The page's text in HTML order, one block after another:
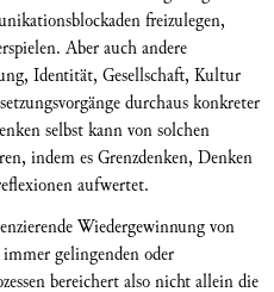
freizulegen,
Aber auch andere
Identität, Gesellschaft, Kultur
durchaus konkreter
selbst kann von solchen
indem es Grenzdenken, Denken
aufwertet.
Wiedergewinnung von
gelingenden oder
bereichert also nicht allein die